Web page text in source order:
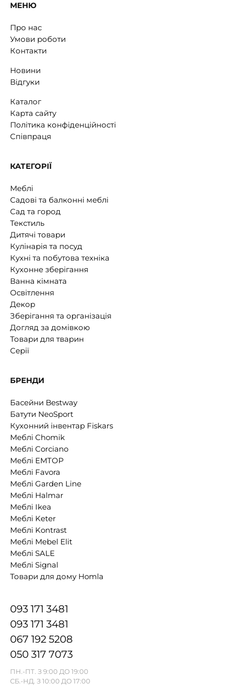
МЕНЮ
Про нас
Умови роботи
Контакти
Новини
Відгуки
Каталог
Карта сайту
Політика конфіденційності
Співпраця
КАТЕГОРІЇ
Меблі
Садові та балконні меблі
Сад та город
Текстиль
Дитячі товари
Кулінарія та посуд
Кухні та побутова техніка
Кухонне зберігання
Ванна кімната
Освітлення
Декор
Зберігання та організація
Догляд за домівкою
Товари для тварин
Серії
БРЕНДИ
Басейни Bestway
Батути NeoSport
Кухонний інвентар Fiskars
Меблі Chomik
Меблі Corciano
Меблі EMTOP
Меблі Favora
Меблі Garden Line
Меблі Halmar
Меблі Ikea
Меблі Keter
Меблі Kontrast
Меблі Mebel Elit
Меблі SALE
Меблі Signal
Товари для дому Homla
093 171 3481
093 171 3481
067 192 5208
050 317 7073
ПН.-ПТ. З 9:00 ДО 19:00
СБ.-НД. З 10:00 ДО 17:00